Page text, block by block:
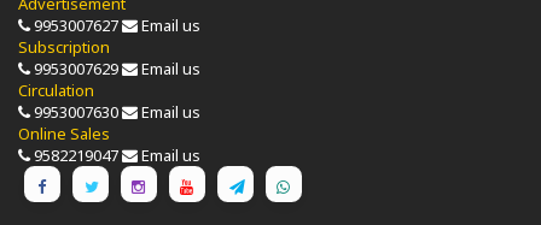
9953007627
Email us
Subscription
9953007629
Email us
Circulation
9953007630
Email us
Online Sales
9582219047
Email us